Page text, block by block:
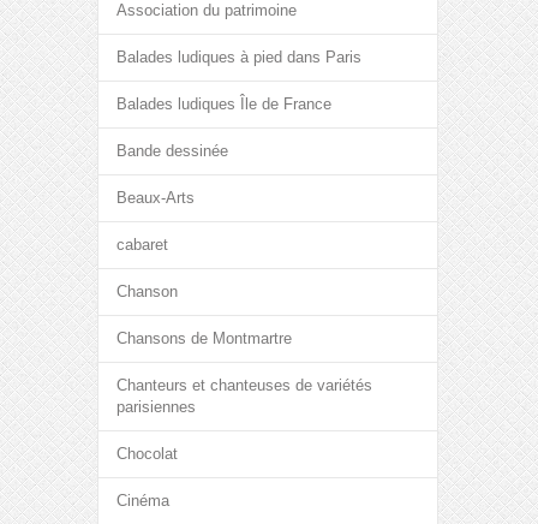
Association du patrimoine
Balades ludiques à pied dans Paris
Balades ludiques Île de France
Bande dessinée
Beaux-Arts
cabaret
Chanson
Chansons de Montmartre
Chanteurs et chanteuses de variétés
parisiennes
Chocolat
Cinéma